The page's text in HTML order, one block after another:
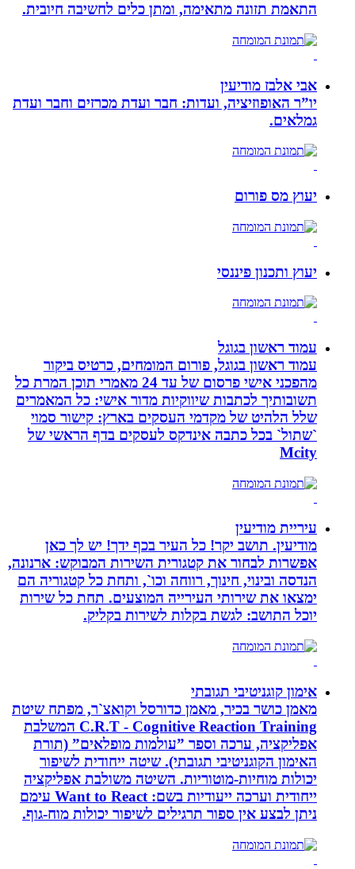
התאמת תזונה מתאימה, ומתן כלים לחשיבה חיובית.
אבי אלבז מודיעין
יו”ר האופוזיציה, ועדות: חבר ועדת מכרזים וחבר ועדת
גמלאים.
יעוץ מס פורום
יעוץ ותכנון פיננסי
עמוד ראשון בגוגל
עמוד ראשון בגוגל, פורום המומחים, כרטיס ביקור
מהפכני אישי פרסום של עד 24 מאמרי תוכן המרת כל
תשובותיך לכתבות שיווקיות מדור אישי: כל המאמרים
שלל הלהיט של מקדמי העסקים בארץ: קישור סמוי
`שתול` בכל כתבה אינדקס לעסקים בדף הראשי של
Mcity
עיריית מודיעין
מודיעין. תושב יקר! כל העיר בכף ידך! יש לך כאן
אפשרות לבחור את קטגורית השירות המבוקש: ארנונה,
הנדסה ובינוי, חינוך, רווחה וכו`, ותחת כל קטגוריה הם
ימצאו את שירותי העירייה המוצעים. תחת כל שירות
יוכל התושב: לגשת בקלות לשירות בקליק.
אימון קוגניטיבי תגובתי
מאמן כושר בכיר, מאמן כדורסל וקואצ`ר, מפתח שיטת
C.R.T - Cognitive Reaction Training המשלבת
אפליקציה, ערכה וספר ”עולמות מופלאים” (תורת
האימון הקוגניטיבי תגובתי). שיטה ייחודית לשיפור
יכולות מוחיות-מוטוריות. השיטה משולבת אפליקציה
ייחודית וערכה ייעודיות בשם: Want to React עימם
ניתן לבצע אין ספור תרגילים לשיפור יכולות מוח-גוף.